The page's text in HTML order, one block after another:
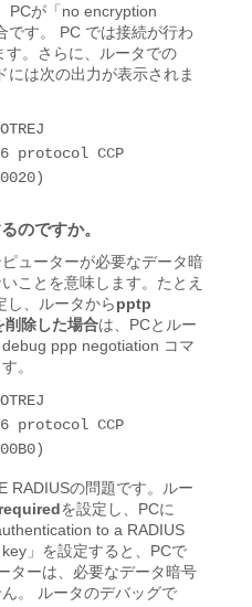
PCが「no encryption
です。 PC では接続が行わ
。さらに、ルータでの
は次の出力が表示されま
のですか。
ューターが必要なデータ暗
ことを意味します。たとえ
し、ルータからpptp
除した場合は、PCとルー
ppp negotiation コマ
。
RADIUSの問題です。ルー
を設定し、PCに
to a RADIUS
」を設定すると、PCで
ターは、必要なデータ暗号
ん。 ルータのデバッグで